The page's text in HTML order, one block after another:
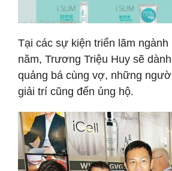
Tại các sự kiện triển lãm ngành
năm, Trương Triệu Huy sẽ
quảng bá cùng vợ, những
giải trí cũng đến ủng hộ.